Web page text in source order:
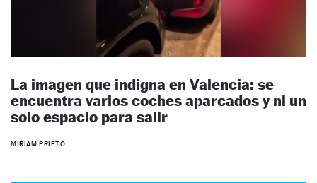
La imagen que indigna en Valencia: se
encuentra varios coches aparcados y ni un
solo espacio para salir
MIRIAM PRIETO